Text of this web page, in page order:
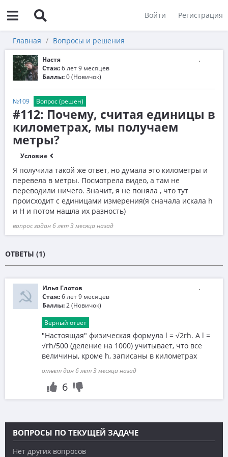
Войти Регистрация
Главная Вопросы и решения
Настя
Стаж:6 лет 9 месяцев
Баллы:0 (Новичок)
№109 Вопрос (решен)
#112: Почему, считая единицы в
километрах, мы получаем
метры?
Условие
Я получила такой же ответ, но думала это километры и
перевела в метры. Посмотрела видео, а там не
переводили ничего. Значит, я не поняла , что тут
происходит с единицами измерения(я сначала искала h
и H и потом нашла их разность)
вопрос задан 6 лет 3 месяца назад
ОТВЕТЫ (1)
Илья Глотов
Стаж:6 лет 9 месяцев
Баллы:2 (Новичок)
Верный ответ
"Настоящая" физическая формула l = √2rh. А l =
√rh/500 (деление на 1000) учитывает, что все
величины, кроме h, записаны в километрах
ответ дан 6 лет 3 месяца назад
6
ВОПРОСЫ ПО ТЕКУЩЕЙ ЗАДАЧЕ
Нет других вопросов